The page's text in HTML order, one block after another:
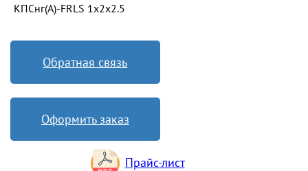
КПСнг(А)-FRLS 1х2х2.5
Обратная связь
Оформить заказ
Прайс-лист